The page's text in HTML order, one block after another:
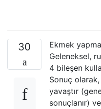
30
Ekmek
Geleneksel,
4 bileşen
Sonuç
yavaştır
sonuçlanır)